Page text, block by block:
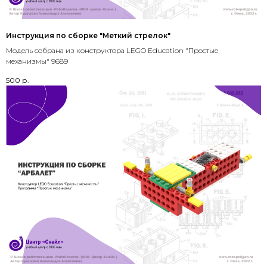
Инструкция по сборке "Меткий стрелок"
Модель собрана из конструктора LEGO Education "Простые
механизмы" 9689
500 р.